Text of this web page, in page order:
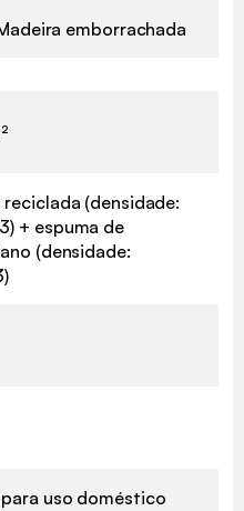
emborrachada
reciclada (densidade:
+ espuma de
(densidade:
uso doméstico